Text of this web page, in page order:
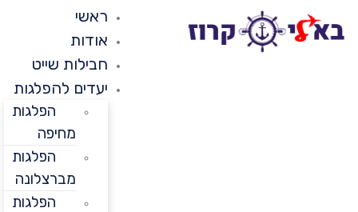
ראשי
אודות
חבילות שייט
יעדים להפלגות
הפלגות
מחיפה
הפלגות
מברצלונה
הפלגות